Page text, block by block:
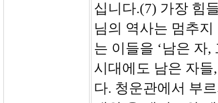
십니다.(7) 가장 힘
님의 역사는 멈추
는 이들을 ‘남은 자
시대에도 남은 자
다. 청운관에서 부